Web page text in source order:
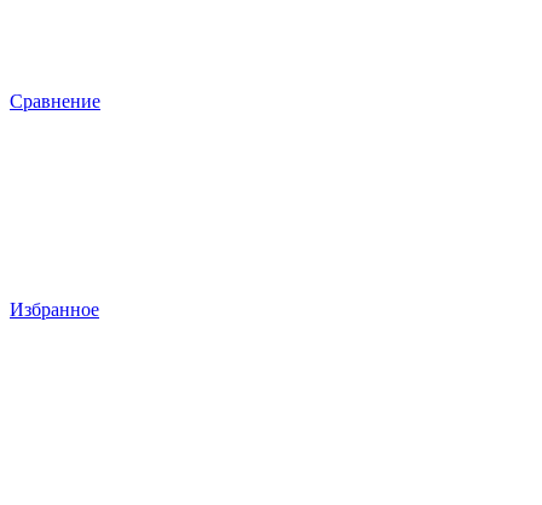
Сравнение
Избранное